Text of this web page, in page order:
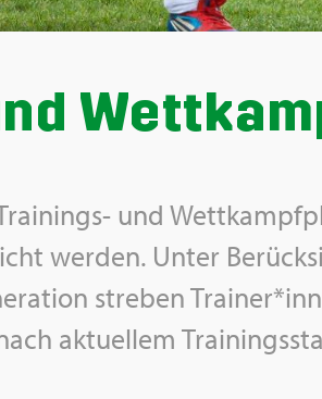
und
wer­den. Unter
stre­ben
ak­tu­el­lem